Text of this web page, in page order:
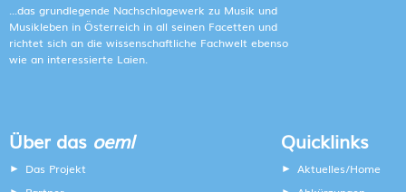
...das grundlegende Nachschlagewerk zu Musik und
Musikleben in Österreich in all seinen Facetten und
richtet sich an die wissenschaftliche Fachwelt ebenso
wie an interessierte Laien.
Über das oeml
Das Projekt
Quicklinks
Aktuelles/Home